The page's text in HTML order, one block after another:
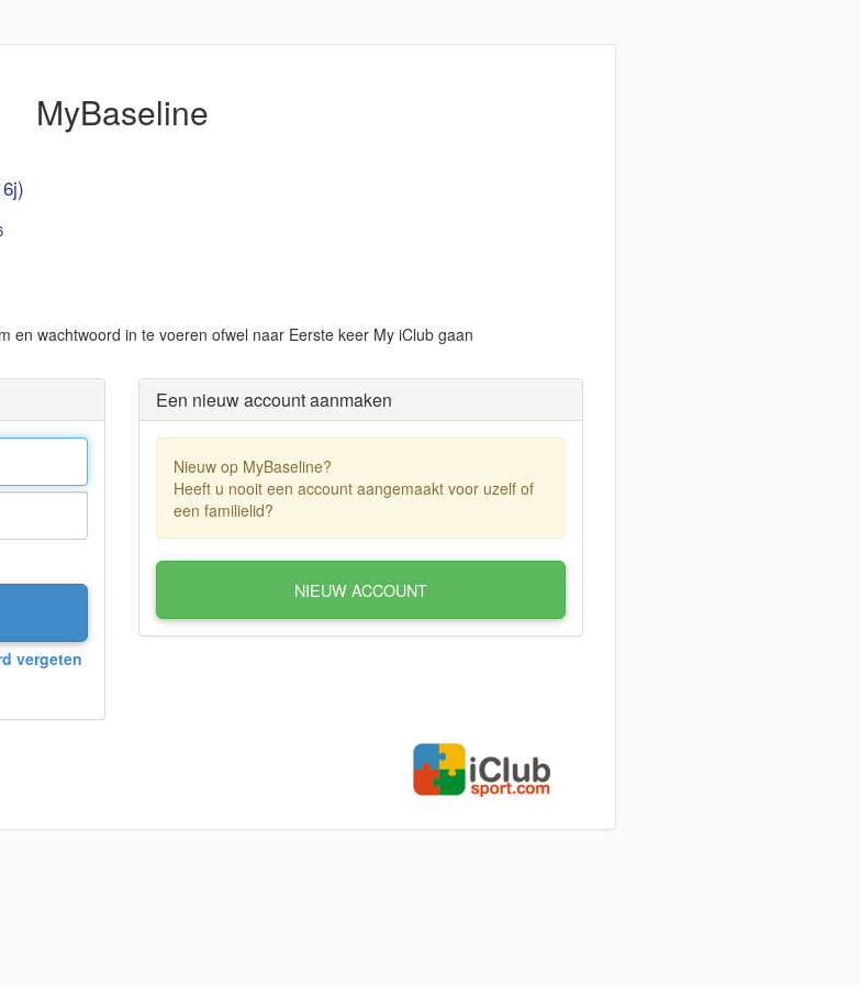
MyBaseline
en wachtwoord in te voeren ofwel naar Eerste keer My iClub gaan
vergeten
Een nieuw account aanmaken
Nieuw op MyBaseline?
Heeft u nooit een account aangemaakt voor uzelf of
een familielid?
NIEUW ACCOUNT